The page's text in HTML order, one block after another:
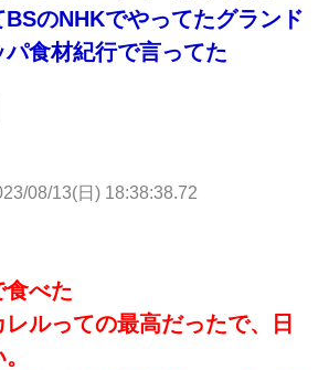
BSのNHKでやってたグランド
食材紀行で言ってた
08/13(日) 18:38:38.72
食べた
ルっての最高だったで、日